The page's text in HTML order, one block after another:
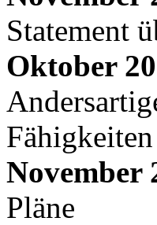
Statement
Oktober
November
Pläne